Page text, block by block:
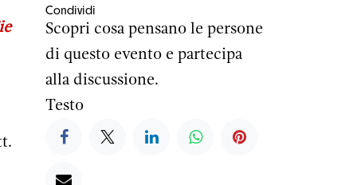
Condividi
Scopri cosa pensano le persone
di questo evento e partecipa
alla discussione.
Testo